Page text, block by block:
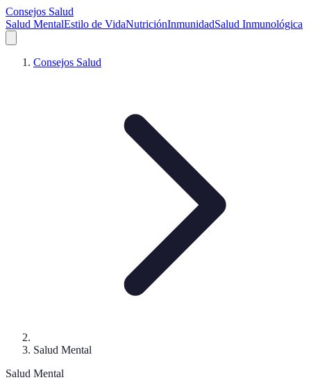
Consejos Salud
Salud MentalEstilo de VidaNutriciónInmunidadSalud Inmunológica
Consejos Salud
Salud Mental
Salud Mental